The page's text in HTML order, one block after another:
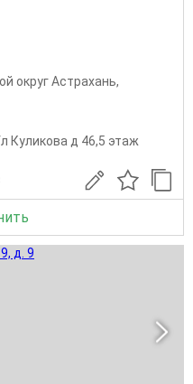
округ Астрахань,
Куликова д 46,5 этаж